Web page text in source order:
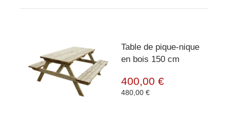
Table de pique-nique
en bois 150 cm
400,00 €
480,00 €